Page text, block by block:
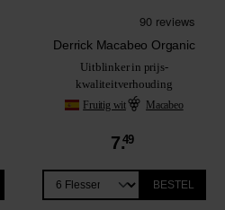
Derrick Macabeo Organic
Uitblinker in prijs-
kwaliteitverhouding
Fruitig wit Macabeo
7.49
BESTEL